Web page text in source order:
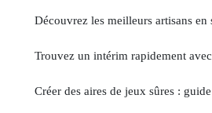
Découvrez les meilleurs artisans en
Trouvez un intérim rapidement
Créer des aires de jeux sûres :